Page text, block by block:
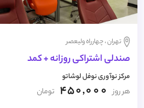
تهران ، چهارراه ولیعصر
صندلی اشتراکی روزانه + کمد
مرکز نوآوری نوفل لوشاتو
هر روز 450,000 تومان